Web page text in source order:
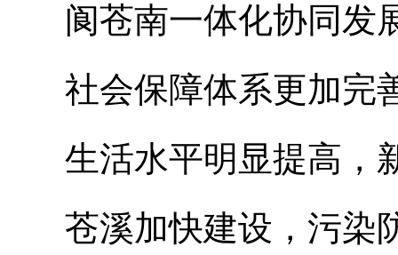
阆苍南一体化协同发
社会保障体系更加完
生活水平明显提高，
苍溪加快建设，污染